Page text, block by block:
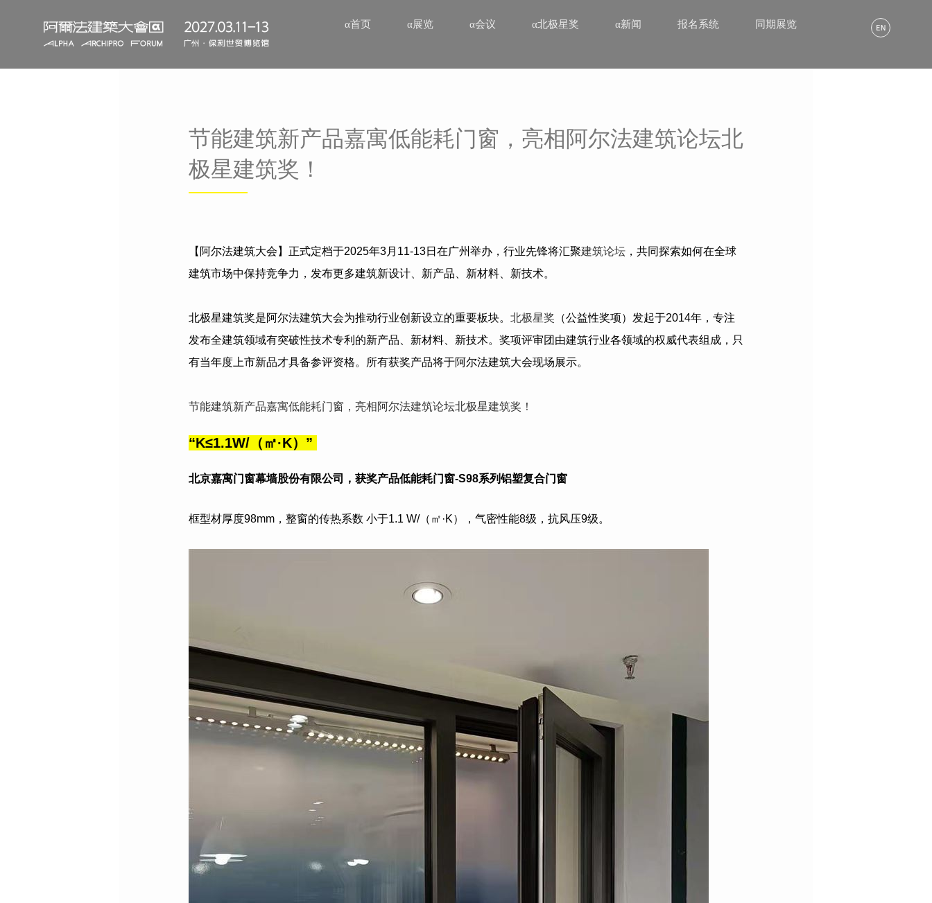
α首页 α展览 α会议 α北极星奖 α新闻 报名系统 同期展览
节能建筑新产品嘉寓低能耗门窗，亮相阿尔法建筑论坛北
极星建筑奖！
【阿尔法建筑大会】正式定档于2025年3月 11-13日在广州举办，行业先锋将汇聚建筑论坛 ，共同探索如何在全球
建筑市场中保持竞争力，发布更多建筑新设计、新产品、新材料、新技术。
北极星建筑奖是阿尔法建筑大会为推动行业创新设立的重要板块。 北极星奖 （公益性奖项）发起于2014年，专注
发布全建筑领域有突破性技术专利的新产品、新材料、新技术。奖项评审团由建筑行业各领域的权威代表组成，只
有当年度上市新品才具备参评资格。所有获奖产品将于阿尔法建筑大会现场展示。
节能建筑新产品嘉寓低能耗门窗，亮相阿尔法建筑论坛北极星建筑奖！
“K≤1.1W/（㎡·K） ”
北京嘉寓门窗幕墙股份有限公司 ，获奖产品低能耗门窗-S98系列铝塑复合门窗
框型材厚度98mm，整窗的传热系数 小于1.1 W/（㎡·K），气密性能8级，抗风压9级。